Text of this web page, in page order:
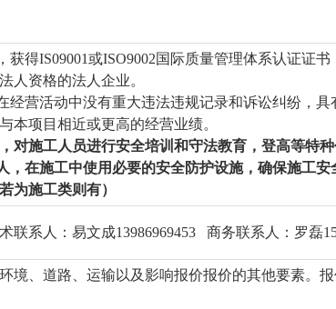
获得IS09001或ISO9002国际质量管理体系认证证
人资格的法人企业。
营活动中没有重大违法违规记录和诉讼纠纷，具
本项目相近或更高的经营业绩。
对施工人员进行安全培训和守法教育，登高等特
，在施工中使用必要的安全防护设施，确保施工
若为施工类则有）
系人：易文成13986969453 商务联系人：罗磊
境、道路、运输以及影响报价报价的其他要素。